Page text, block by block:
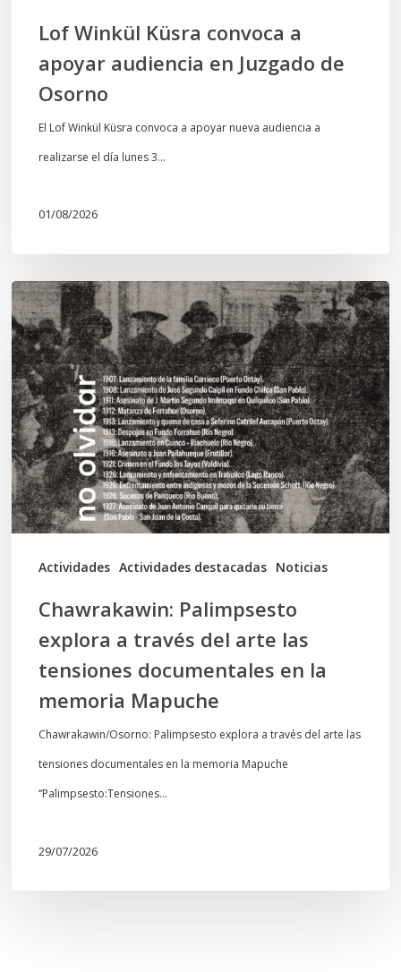
Lof Winkül Küsra convoca a
apoyar audiencia en Juzgado de
Osorno
El Lof Winkül Küsra convoca a apoyar nueva audiencia a
realizarse el día lunes 3…
01/08/2026
Actividades Actividades destacadas Noticias
Chawrakawin:
Palimpsesto
explora
a
través
del
arte
las
tensiones
documentales
memoria
Mapuche
Chawrakawin: Palimpsesto
explora a través del arte las
tensiones documentales en la
memoria Mapuche
Chawrakawin/Osorno: Palimpsesto explora a través del arte las
tensiones documentales en la memoria Mapuche
“Palimpsesto:Tensiones…
29/07/2026